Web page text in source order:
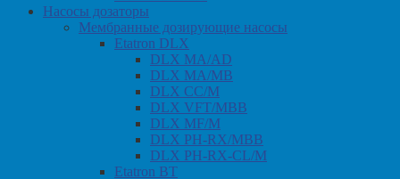
Насосы дозаторы
Мембранные дозирующие насосы
Etatron DLX
DLX MA/AD
DLX MA/MB
DLX CC/M
DLX VFT/MBB
DLX MF/M
DLX PH-RX/MBB
DLX PH-RX-CL/M
Etatron BT